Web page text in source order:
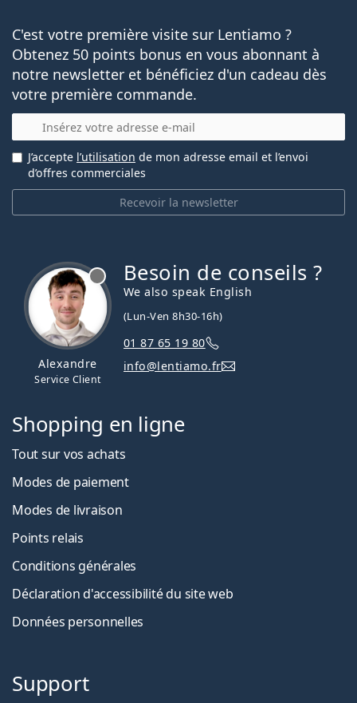
C'est votre première visite sur Lentiamo ?
Obtenez 50 points bonus en vous abonnant à
notre newsletter et bénéficiez d'un cadeau dès
votre première commande.
E-mail
Recevoir la newsletter
J’accepte l’utilisation de mon adresse email et l’envoi
d’offres commerciales
Alexandre
Service Client
Besoin de conseils ?
We also speak English
(Lun-Ven 8h30-16h)
01 87 65 19 80
info@lentiamo.fr
Shopping en ligne
Tout sur vos achats
Modes de paiement
Modes de livraison
Points relais
Conditions générales
Déclaration d'accessibilité du site web
Données personnelles
Support